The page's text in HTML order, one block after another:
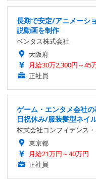
長期で安定/アニメーシ
説動画を制作
ベンタス株式会社
大阪府
月給30万2,300円～45
正社員
ゲーム・エンタメ会社
日祝休み/服装髪型ネイ
株式会社コンフィデンス
東京都
月給21万円～40万円
正社員